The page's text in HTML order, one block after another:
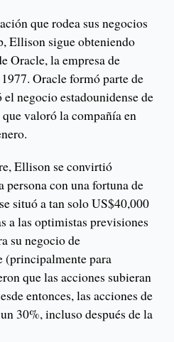
que rodea sus negocios
Ellison sigue obteniendo
Oracle, la empresa de
Oracle formó parte de
negocio estadounidense de
valoró la compañía en
Ellison se convirtió
persona con una fortuna de
situó a tan solo US$40,000
a las optimistas previsiones
su negocio de
(principalmente para
que las acciones subieran
entonces, las acciones de
30%, incluso después de la